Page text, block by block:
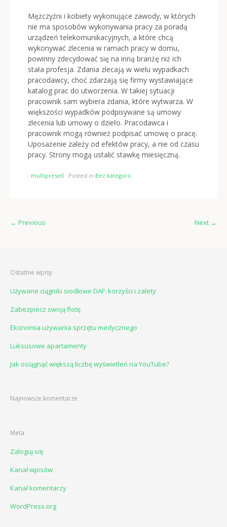
Mężczyźni i kobiety wykonujące zawody, w których
nie ma sposobów wykonywania pracy za poradą
urządzeń telekomunikacyjnych, a które chcą
wykonywać zlecenia w ramach pracy w domu,
powinny zdecydować się na inną branżę niż ich
stała profesja. Zdania zlecają w wielu wypadkach
pracodawcy, choć zdarzają się firmy wystawiające
katalog prac do utworzenia. W takiej sytuacji
pracownik sam wybiera zdania, które wytwarza. W
większości wypadków podpisywane są umowy
zlecenia lub umowy o dzieło. Pracodawca i
pracownik mogą również podpisać umowę o pracę.
Uposażenie zależy od efektów pracy, a nie od czasu
pracy. Strony mogą ustalić stawkę miesięczną.
· multipresell · Posted in Bez kategorii ·
← Previous Next →
Ostatnie wpisy
Używane ciągniki siodłowe DAF: korzyści i zalety
Zabezpiecz swoją flotę
Ekonomia używania sprzętu medycznego
Luksusowe apartamenty
Jak osiągnąć większą liczbę wyświetleń na YouTube?
Najnowsze komentarze
Meta
Zaloguj się
Kanał wpisów
Kanał komentarzy
WordPress.org